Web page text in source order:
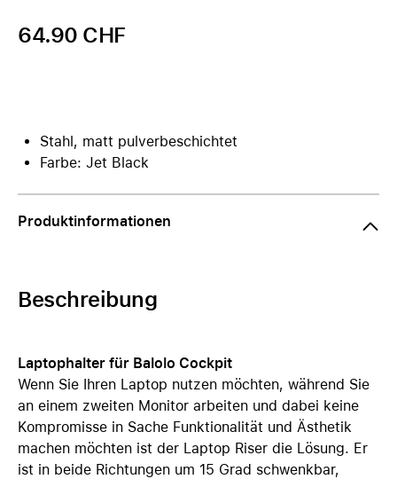
64.90 CHF
Stahl, matt pulverbeschichtet
Farbe: Jet Black
Produktinformationen
Beschreibung
Laptophalter für Balolo Cockpit
Wenn Sie Ihren Laptop nutzen möchten, während Sie
an einem zweiten Monitor arbeiten und dabei keine
Kompromisse in Sache Funktionalität und Ästhetik
machen möchten ist der Laptop Riser die Lösung. Er
ist in beide Richtungen um 15 Grad schwenkbar,